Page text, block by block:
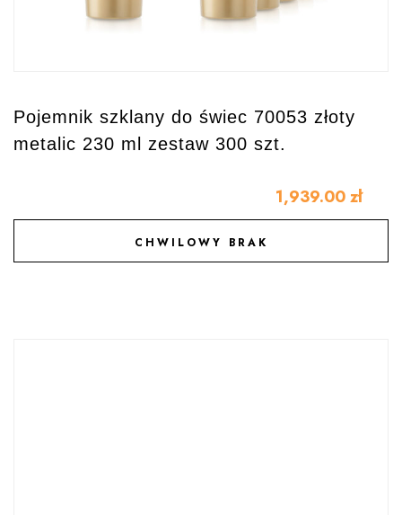
Pojemnik szklany do świec 70053 złoty
metalic 230 ml zestaw 300 szt.
1,939.00 zł
CHWILOWY BRAK
DODAJ DO ULUBIONYCH